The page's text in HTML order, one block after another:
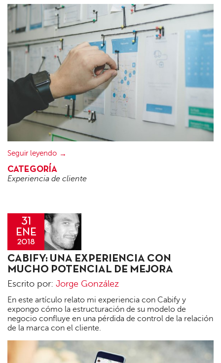
Seguir leyendo
CATEGORÍA
Experiencia de cliente
31
ENE
2018
Jorge
González
CABIFY: UNA EXPERIENCIA CON
MUCHO POTENCIAL DE MEJORA
Escrito por: Jorge González
En este artículo relato mi experiencia con Cabify y
expongo cómo la estructuración de su modelo de
negocio confluye en una pérdida de control de la relación
de la marca con el cliente.